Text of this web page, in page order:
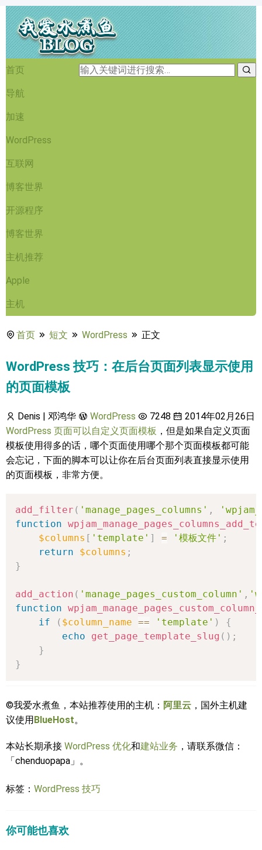
首页
导航
加速
WordPress
互联网
博客世界
开源程序
博客世界
主机推荐
Apple
主机
首页 短文 WordPress 正文
WordPress 技巧：在后台页面列表显示使用
的页面模板
Denis | 邓鸿华 WordPress 7248
2014年02月26日
WordPress 页面可以自定义页面模板 ，但是如果自定义页面
模板使用得多的话，哪个页面使用哪个那个页面模板都可能
会忘记，下面的脚本可以让你在后台页面列表直接显示使用
的页面模板，非常方便。
add_filter ( 'manage_pages_columns' ,
function
$columns [ 'template' ] = '模板文件' ;
return
$columns ;
}
add_action ( 'manage_pages_custom_column' ,
function
if
( $column_name == 'template' )
{
echo
get_page_template_slug ( ) ;
}
}
©我爱水煮鱼，本站推荐使用的主机： 阿里云 ，国外主机建
议使用BlueHost。
本站长期承接 WordPress 优化和建站业务 ，请联系微信：
「chenduopapa」。
标签： WordPress 技巧
你可能也喜欢